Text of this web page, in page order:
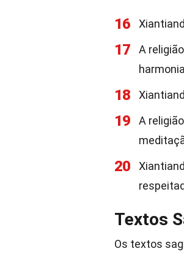
16
17
A
18
19
A
20
Textos
Os textos